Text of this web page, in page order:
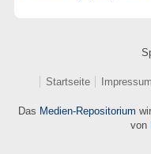
Startseite Impressum
Das Medien-Repositorium
von